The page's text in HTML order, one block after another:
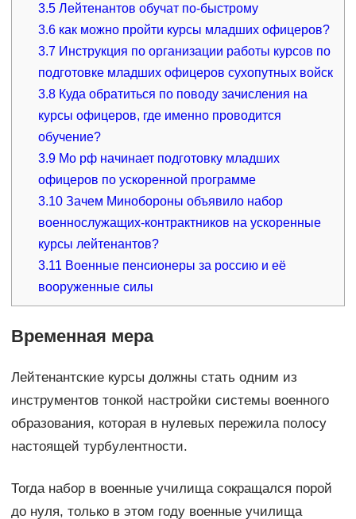
3.5 Лейтенантов обучат по-быстрому
3.6 как можно пройти курсы младших офицеров?
3.7 Инструкция по организации работы курсов по
подготовке младших офицеров сухопутных войск
3.8 Куда обратиться по поводу зачисления на
курсы офицеров, где именно проводится
обучение?
3.9 Мо рф начинает подготовку младших
офицеров по ускоренной программе
3.10 Зачем Минобороны объявило набор
военнослужащих-контрактников на ускоренные
курсы лейтенантов?
3.11 Военные пенсионеры за россию и её
вооруженные силы
Временная мера
Лейтенантские курсы должны стать одним из
инструментов тонкой настройки системы военного
образования, которая в нулевых пережила полосу
настоящей турбулентности.
Тогда набор в военные училища сокращался порой
до нуля, только в этом году военные училища